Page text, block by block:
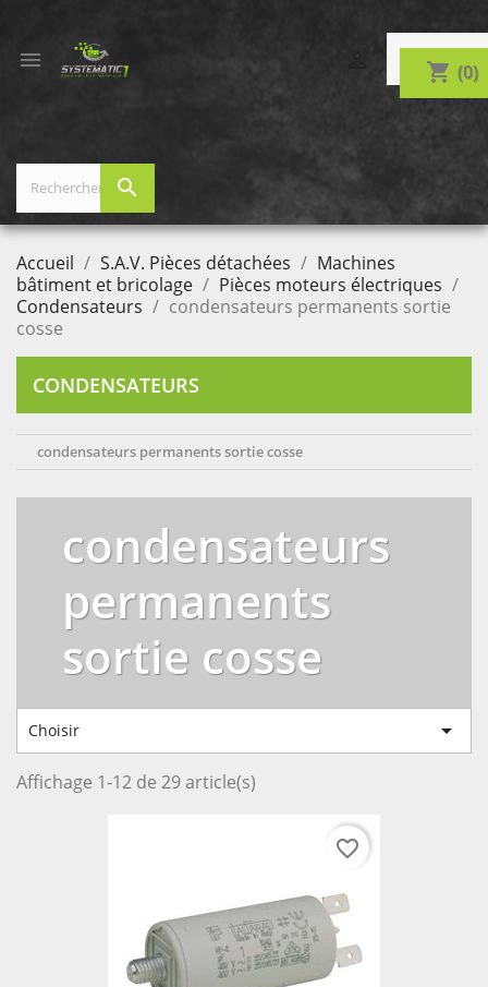
 shopping_cart (0)
search
Accueil S.A.V. Pièces détachées
Machines
bâtiment et bricolage
Pièces moteurs électriques
Condensateurs
condensateurs permanents sortie
cosse
CONDENSATEURS
condensateurs permanents sortie cosse
condensateurs
permanents
sortie cosse
Choisir 
Affichage 1-12 de 29 article(s)
favorite_border